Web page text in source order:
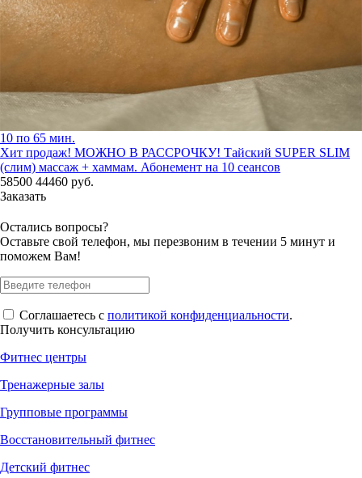
10 по 65 мин.
Хит продаж! МОЖНО В РАССРОЧКУ! Тайский SUPER SLIM
(слим) массаж + хаммам. Абонемент на 10 сеансов
58500 44460 руб.
Заказать
Остались вопросы?
Оставьте свой телефон, мы перезвоним в течении 5 минут и
поможем Вам!
Соглашаетесь с политикой конфиденциальности.
Получить консультацию
Фитнес центры
Тренажерные залы
Групповые программы
Восстановительный фитнес
Детский фитнес